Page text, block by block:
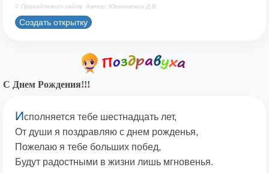
© Принадлежит сайту. Автор: Юкалевских Д.В.
Создать открытку
С Днем Рождения!!!
Исполняется тебе шестнадцать лет,
От души я поздравляю с днем рожденья,
Пожелаю я тебе больших побед,
Будут радостными в жизни лишь мгновенья.